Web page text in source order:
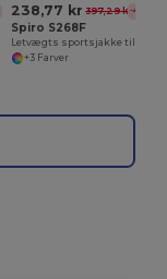
238,77 kr 397,29 kr-40%
Spiro S268F
+3 Farver